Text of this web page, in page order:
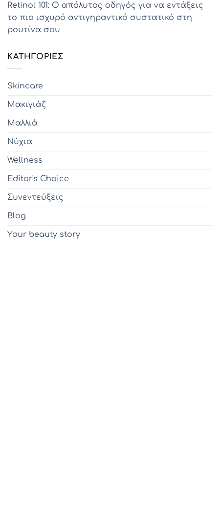
Retinol 101: Ο απόλυτος οδηγός για να εντάξεις
το πιο ισχυρό αντιγηραντικό συστατικό στη
ρουτίνα σου
KΑΤΗΓΟΡΊΕΣ
Skincare
Μακιγιάζ
Μαλλιά
Νύχια
Wellness
Editor's Choice
Συνεντεύξεις
Blog
Υour beauty story